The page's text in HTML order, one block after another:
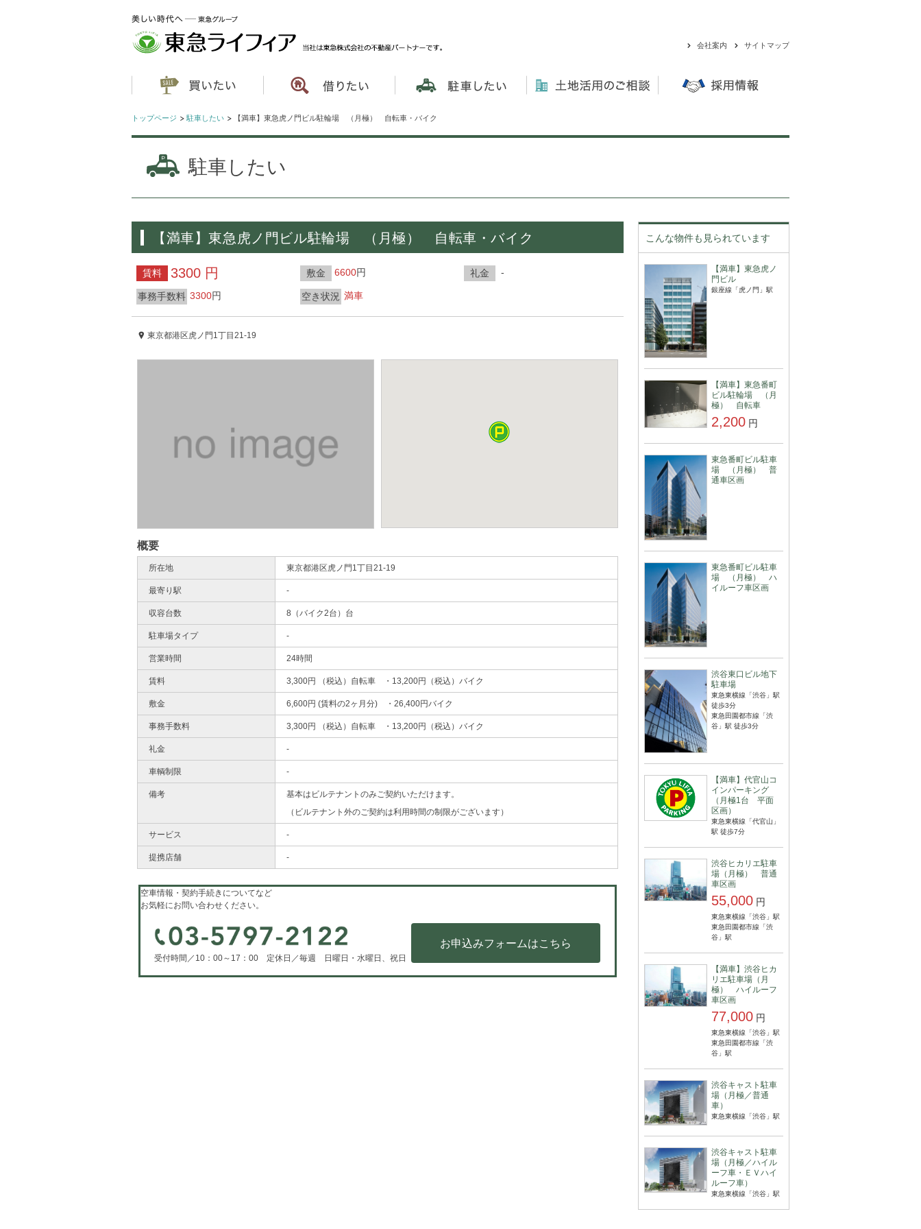
会社案内 サイトマップ
トップページ 駐車したい 【満車】東急虎ノ門ビル駐輪場 （月極） 自転車・バイク
駐車したい
【満車】東急虎ノ門ビル駐輪場 （月極） 自転車・バイク
賃料 3300 円 敷金 6600円 礼金 -
事務手数料 3300円 空き状況 満車
東京都港区虎ノ門1丁目21-19
概要
所在地 東京都港区虎ノ門1丁目21-19
最寄り駅 -
収容台数 8（バイク2台）台
駐車場タイプ -
営業時間 24時間
賃料 3,300円 （税込）自転車 ・13,200円（税込）バイク
敷金 6,600円 (賃料の2ヶ月分) ・26,400円バイク
事務手数料 3,300円 （税込）自転車 ・13,200円（税込）バイク
礼金 -
車輌制限 -
備考
基本はビルテナントのみご契約いただけます。
（ビルテナント外のご契約は利用時間の制限がございます）
サービス -
提携店舗 -
空車情報・契約手続きについてなど
お気軽にお問い合わせください。
受付時間／10：00～17：00 定休日／毎週 日曜日・水曜日、祝日
お申込みフォームはこちら
こんな物件も見られています
【満車】東急虎ノ
門ビル
銀座線「虎ノ門」駅
【満車】東急番町
ビル駐輪場 （月
極） 自転車
2,200 円
東急番町ビル駐車
場 （月極） 普
通車区画
東急番町ビル駐車
場 （月極） ハ
イルーフ車区画
渋谷東口ビル地下
駐車場
東急東横線「渋谷」駅
徒歩3分
東急田園都市線「渋
谷」駅 徒歩3分
【満車】代官山コ
インパーキング
（月極1台 平面
区画）
東急東横線「代官山」
駅 徒歩7分
渋谷ヒカリエ駐車
場（月極） 普通
車区画
55,000 円
東急東横線「渋谷」駅
東急田園都市線「渋
谷」駅
【満車】渋谷ヒカ
リエ駐車場（月
極） ハイルーフ
車区画
77,000 円
東急東横線「渋谷」駅
東急田園都市線「渋
谷」駅
渋谷キャスト駐車
場（月極／普通
車）
東急東横線「渋谷」駅
渋谷キャスト駐車
場（月極／ハイル
ーフ車・ＥＶハイ
ルーフ車）
東急東横線「渋谷」駅